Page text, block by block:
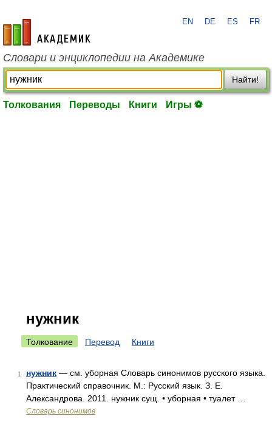
academic.ru
EN DE ES FR
Словари и энциклопедии на Академике
Найти!
Толкования Переводы Книги Игры ⚽
нужник
Толкование Перевод Книги
1 нужник — см. уборная Словарь синонимов русского языка.
Практический справочник. М.: Русский язык. З. Е.
Александрова. 2011. нужник сущ. • уборная • туалет …
Словарь синонимов